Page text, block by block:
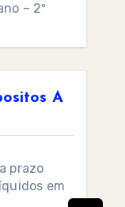
– 2º
A
prazo
em